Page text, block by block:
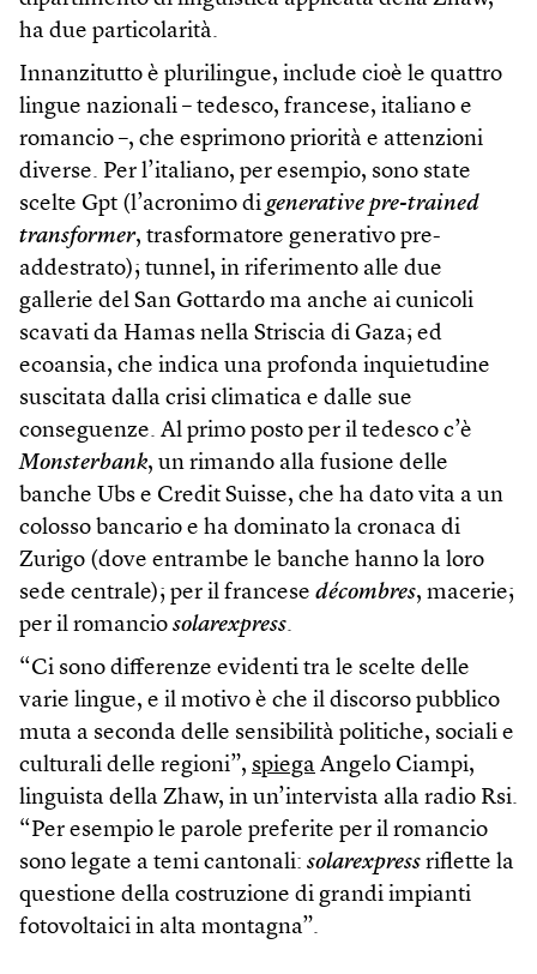
ha due particolarità.
Innanzitutto è plurilingue, include cioè le quattro
lingue nazionali – tedesco, francese, italiano e
romancio –, che esprimono priorità e attenzioni
diverse. Per l’italiano, per esempio, sono state
scelte Gpt (l’acronimo di generative pre-trained
transformer, trasformatore generativo pre-
addestrato); tunnel, in riferimento alle due
gallerie del San Gottardo ma anche ai cunicoli
scavati da Hamas nella Striscia di Gaza; ed
ecoansia, che indica una profonda inquietudine
suscitata dalla crisi climatica e dalle sue
conseguenze. Al primo posto per il tedesco c’è
Monsterbank, un rimando alla fusione delle
banche Ubs e Credit Suisse, che ha dato vita a un
colosso bancario e ha dominato la cronaca di
Zurigo (dove entrambe le banche hanno la loro
sede centrale); per il francese décombres, macerie;
per il romancio solarexpress.
“Ci sono differenze evidenti tra le scelte delle
varie lingue, e il motivo è che il discorso pubblico
muta a seconda delle sensibilità politiche, sociali e
culturali delle regioni”, spiega Angelo Ciampi,
linguista della Zhaw, in un’intervista alla radio Rsi.
“Per esempio le parole preferite per il romancio
sono legate a temi cantonali: solarexpress riflette la
questione della costruzione di grandi impianti
fotovoltaici in alta montagna”.